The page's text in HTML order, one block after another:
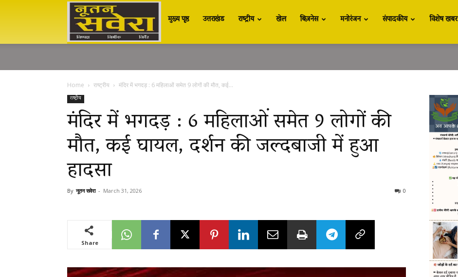
Nutan
News
मुख्य पृष्ठ उत्तराखंड राष्ट्रीय खेल बिज़नेस मनोरंजन संपादकीय विशेष खबर
Home राष्ट्रीय मंदिर में भगदड़ : 6 महिलाओं समेत 9 लोगों की मौत, कई...
राष्ट्रीय
मंदिर में भगदड़ : 6 महिलाओं समेत 9 लोगों की
मौत, कई घायल, दर्शन की जल्दबाजी में हुआ
हादसा
By नूतन सवेरा - March 31, 2026 0
Share